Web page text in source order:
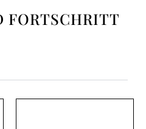
FORTSCHRITT